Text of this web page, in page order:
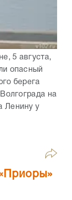
5 августа,
опасный
берега
на
Ленину у